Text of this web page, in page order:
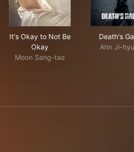
It's Okay to Not Be
Okay
Moon Sang-tae
Death's
Ahn Ji-